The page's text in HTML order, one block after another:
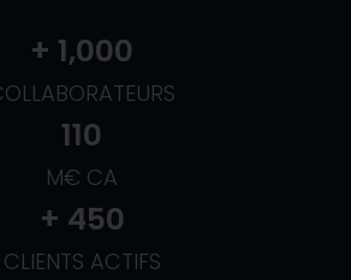
+ 1,000
M€ CA
110
CLIENTS ACTIFS
+ 450